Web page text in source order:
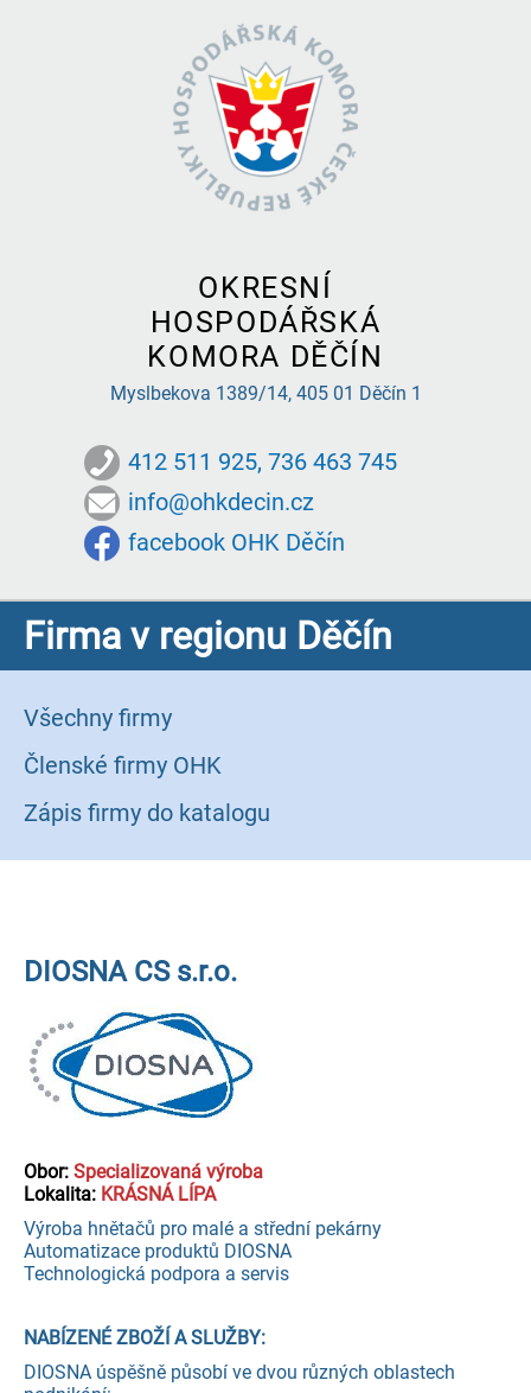
OKRESNÍ
HOSPODÁŘSKÁ
KOMORA DĚČÍN
Myslbekova 1389/14, 405 01 Děčín 1
412 511 925, 736 463 745
info@ohkdecin.cz
facebook OHK Děčín
Firma v regionu Děčín
Všechny firmy
Členské firmy OHK
Zápis firmy do katalogu
DIOSNA CS s.r.o.
Obor: Specializovaná výroba
Lokalita: KRÁSNÁ LÍPA
Výroba hnětačů pro malé a střední pekárny
Automatizace produktů DIOSNA
Technologická podpora a servis
NABÍZENÉ ZBOŽÍ A SLUŽBY:
DIOSNA úspěšně působí ve dvou různých oblastech